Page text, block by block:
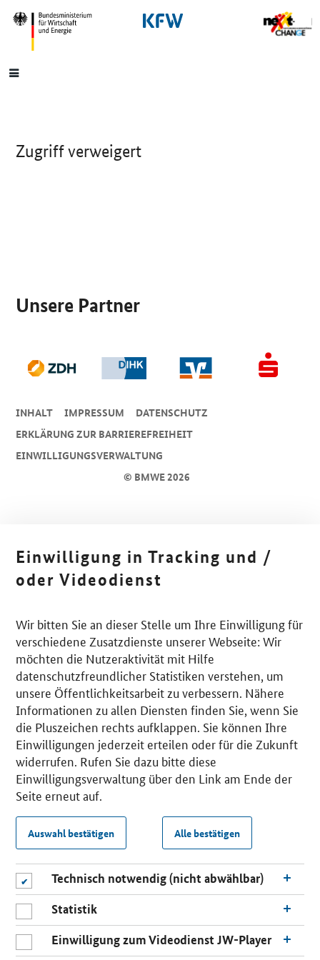
SrOnlyNavigation
Hauptmenü
Zugriff verweigert
Unsere Partner
© BMWE 2026
INHALT IMPRESSUM
DA­TEN­SCHUTZ
ERKLÄRUNG ZUR BARRIEREFREIHEIT
EINWILLIGUNGSVERWALTUNG
Einwilligung in Tracking und /
oder Videodienst
Wir bitten Sie an dieser Stelle um Ihre Einwilligung für
verschiedene Zusatzdienste unserer Webseite: Wir
möchten die Nutzeraktivität mit Hilfe
datenschutzfreundlicher Statistiken verstehen, um
unsere Öffentlichkeitsarbeit zu verbessern. Nähere
Informationen zu allen Diensten finden Sie, wenn Sie
die Pluszeichen rechts aufklappen. Sie können Ihre
Einwilligungen jederzeit erteilen oder für die Zukunft
widerrufen. Rufen Sie dazu bitte diese
Einwilligungsverwaltung über den Link am Ende der
Seite erneut auf.
Auswahl bestätigen Alle bestätigen
Technisch notwendig (nicht abwählbar)
Statistik
Einwilligung zum Videodienst JW-Player